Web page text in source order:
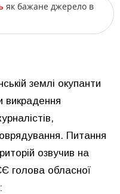
як бажане джерело в
землі окупанти
викрадення
Питання
озвучив на
голова обласної